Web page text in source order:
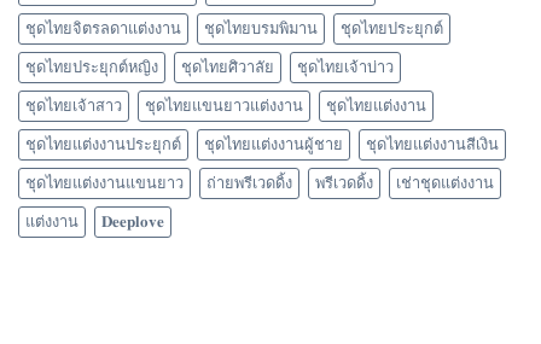
ชุดไทยจิตรลดาแต่งงาน ชุดไทยบรมพิมาน ชุดไทยประยุกต์
ชุดไทยประยุกต์หญิง ชุดไทยศิวาลัย ชุดไทยเจ้าบ่าว
ชุดไทยเจ้าสาว ชุดไทยแขนยาวแต่งงาน ชุดไทยแต่งงาน
ชุดไทยแต่งงานประยุกต์ ชุดไทยแต่งงานผู้ชาย ชุดไทยแต่งงานสีเงิน
ชุดไทยแต่งงานแขนยาว ถ่ายพรีเวดดิ้ง พรีเวดดิ้ง เช่าชุดแต่งงาน
แต่งงาน 𝐃𝐞𝐞𝐩𝐥𝐨𝐯𝐞